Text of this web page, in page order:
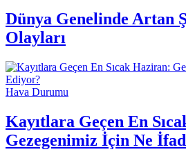
Dünya Genelinde Artan
Olayları
Hava Durumu
Kayıtlara Geçen En
Gezegenimiz İçin Ne